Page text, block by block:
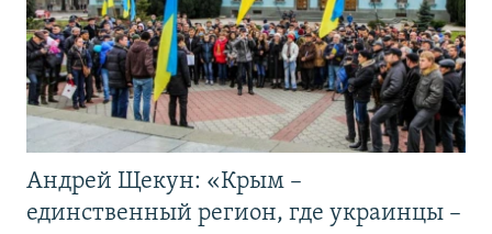
Андрей Щекун: «Крым –
единственный регион, где украинцы –